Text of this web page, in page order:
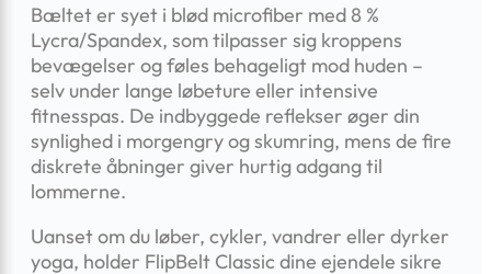
Bæltet er syet i blød microfiber med 8 %
Lycra/Spandex, som tilpasser sig kroppens
bevægelser og føles behageligt mod huden –
selv under lange løbeture eller intensive
fitnesspas. De indbyggede reflekser øger din
synlighed i morgengry og skumring, mens de fire
diskrete åbninger giver hurtig adgang til
lommerne.
Uanset om du løber, cykler, vandrer eller dyrker
yoga, holder FlipBelt Classic dine ejendele sikre